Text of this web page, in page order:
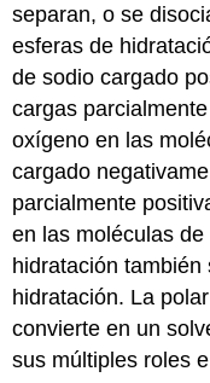
separan, o se
esferas de
de sodio cargado
cargas
oxígeno en las
cargado
parcialmente
en las moléculas
hidratación
hidratación. La
convierte en un
sus múltiples roles